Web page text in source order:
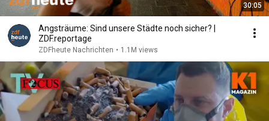
30:05
Angsträume: Sind unsere Städte noch sicher? |
ZDF.reportage
ZDFheute Nachrichten • 1.1M views